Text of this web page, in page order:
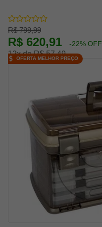
R$ 799,99
R$ 620,91 -22% OFF
12x de R$ 57,49
OFERTA MELHOR PREÇO